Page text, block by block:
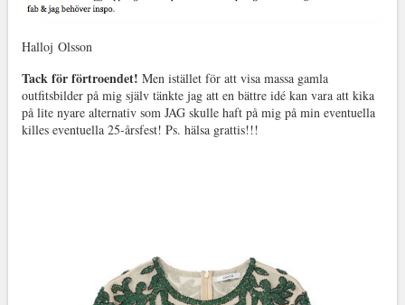
Halloj Olsson
Tack för förtroendet! Men istället för att visa massa gamla
outfitsbilder på mig själv tänkte jag att en bättre idé kan vara att kika
på lite nyare alternativ som JAG skulle haft på mig på min eventuella
killes eventuella 25-årsfest! Ps. hälsa grattis!!!